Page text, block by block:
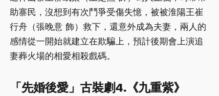
助寨民，沒想到有次鬥爭受傷失憶，被被淮陽王崔
行舟（張晚意 飾）救下，還意外成為夫妻，兩人的
感情從一開始就建立在欺騙上，預計後期會上演追
妻葬火場的相愛相殺戲碼。
「先婚後愛」古裝劇4.《九重紫》